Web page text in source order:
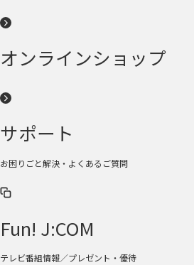
オンラインショップ
サポート
お困りごと解決・よくあるご質問
Fun! J:COM
テレビ番組情報／プレゼント・優待